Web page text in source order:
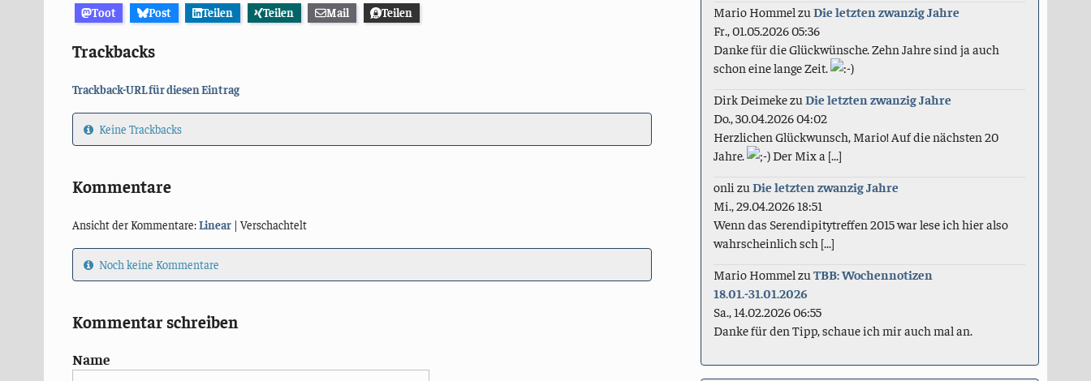
Toot
Post Teilen Teilen Mail Teilen
Trackbacks
Trackback-URL für diesen Eintrag
Keine Trackbacks
Kommentare
Ansicht der Kommentare:Linear| Verschachtelt
Noch keine Kommentare
Kommentar schreiben
Name
Mario Hommel zuDie letzten zwanzig Jahre
Fr., 01.05.2026 05:36
Danke für die Glückwünsche. Zehn Jahre sind ja auch
schon eine lange Zeit.
Dirk DeimekezuDie letzten zwanzig Jahre
Do., 30.04.2026 04:02
Herzlichen Glückwunsch, Mario! Auf die nächsten 20
Jahre.
Der Mix a [...]
onli zuDie letzten zwanzig Jahre
Mi., 29.04.2026 18:51
Wenn das Serendipitytreffen 2015 war lese ich hier also
wahrscheinlich sch [...]
Mario Hommel zuTBB: Wochennotizen
18.01.-31.01.2026
Sa., 14.02.2026 06:55
Danke für den Tipp, schaue ich mir auch mal an.